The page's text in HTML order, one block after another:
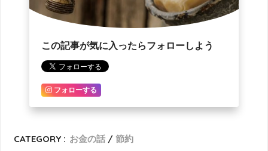
この記事が気に入ったらフォローしよう
フォローする
CATEGORY : お金の話
節約